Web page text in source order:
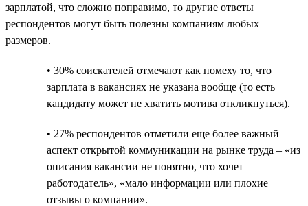
зарплатой, что сложно поправимо, то другие ответы
респондентов могут быть полезны компаниям любых
размеров.
• 30% соискателей отмечают как помеху то, что
зарплата в вакансиях не указана вообще (то есть
кандидату может не хватить мотива откликнуться).
• 27% респондентов отметили еще более важный
аспект открытой коммуникации на рынке труда – «из
описания вакансии не понятно, что хочет
работодатель», «мало информации или плохие
отзывы о компании».